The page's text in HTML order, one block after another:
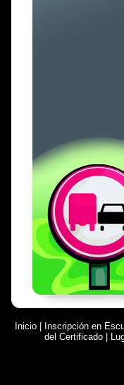
Inicio Inscripción en
del Certificado